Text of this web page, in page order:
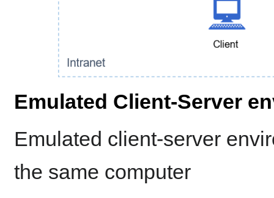
Emulated Client-Server
Emulated client-server
the same computer